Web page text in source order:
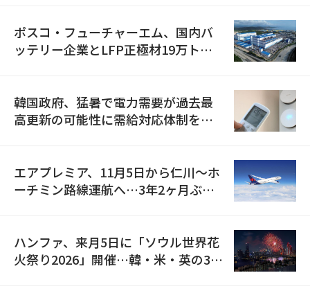
ポスコ・フューチャーエム、国内バ
ッテリー企業とLFP正極材19万トン
韓国政府、猛暑で電力需要が過去最
高更新の可能性に需給対応体制を点
エアプレミア、11月5日から仁川〜ホ
ーチミン路線運航へ…3年2ヶ月ぶり
ハンファ、来月5日に「ソウル世界花
火祭り2026」開催…韓・米・英の3カ